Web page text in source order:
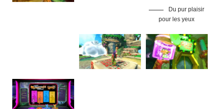
Du pur plaisir
pour les yeux